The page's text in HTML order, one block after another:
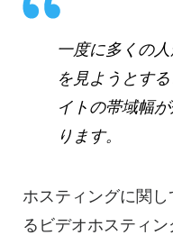
一度に多くの
を 見ようとす
イトの帯域幅
ります。
ホスティングに関し
る ビデオホスティ